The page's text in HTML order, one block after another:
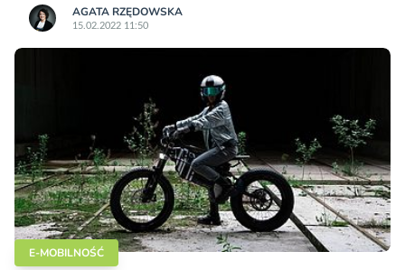
AGATA RZĘDOWSKA
15.02.2022 11:50
E-MOBILNOŚĆ